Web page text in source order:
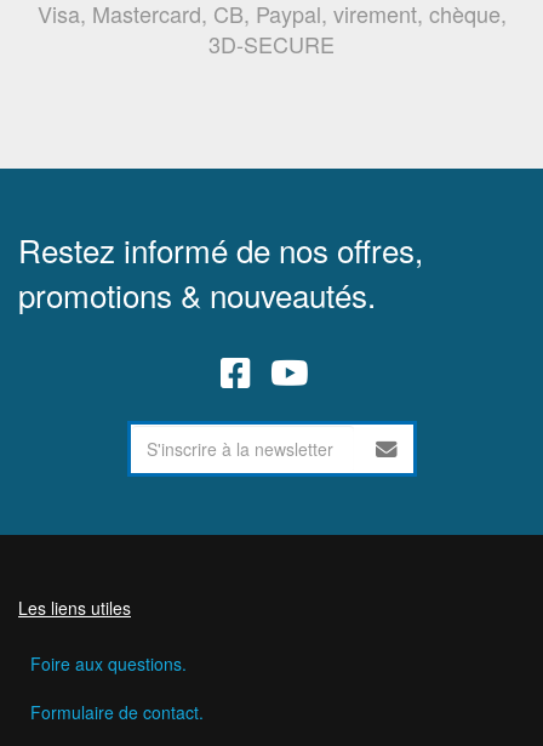
Visa, Mastercard, CB, Paypal, virement, chèque,
3D-SECURE
Restez informé de nos offres,
promotions & nouveautés.
Les liens utiles
Foire aux questions.
Formulaire de contact.